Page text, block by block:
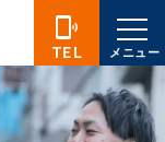
phonelink_ring
TEL メニュー